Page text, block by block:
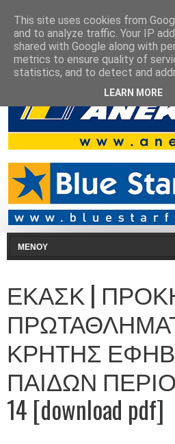
ΕΚΑΣΚ |
ΚΡΗΤΗΣ
ΠΑΙΔΩΝ
14 [download pdf]
This site uses cookies from
and to analyze traffic. Your IP
shared with Google along with
metrics to ensure quality of
statistics, and to detect and
LEARN MORE